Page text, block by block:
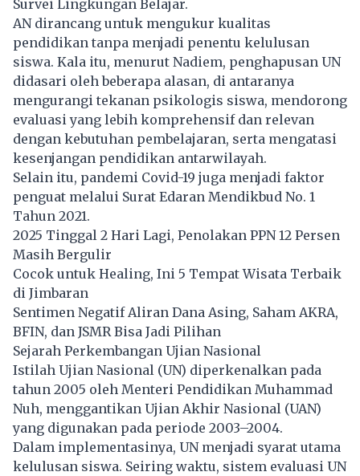
Survei Lingkungan Belajar.
AN dirancang untuk mengukur kualitas
pendidikan tanpa menjadi penentu kelulusan
siswa. Kala itu, menurut Nadiem, penghapusan UN
didasari oleh beberapa alasan, di antaranya
mengurangi tekanan psikologis siswa, mendorong
evaluasi yang lebih komprehensif dan relevan
dengan kebutuhan pembelajaran, serta mengatasi
kesenjangan pendidikan antarwilayah.
Selain itu, pandemi Covid-19 juga menjadi faktor
penguat melalui Surat Edaran Mendikbud No. 1
Tahun 2021.
2025 Tinggal 2 Hari Lagi, Penolakan PPN 12 Persen
Masih Bergulir
Cocok untuk Healing, Ini 5 Tempat Wisata Terbaik
di Jimbaran
Sentimen Negatif Aliran Dana Asing, Saham AKRA,
BFIN, dan JSMR Bisa Jadi Pilihan
Sejarah Perkembangan Ujian Nasional
Istilah Ujian Nasional (UN) diperkenalkan pada
tahun 2005 oleh Menteri Pendidikan Muhammad
Nuh, menggantikan Ujian Akhir Nasional (UAN)
yang digunakan pada periode 2003–2004.
Dalam implementasinya, UN menjadi syarat utama
kelulusan siswa. Seiring waktu, sistem evaluasi UN